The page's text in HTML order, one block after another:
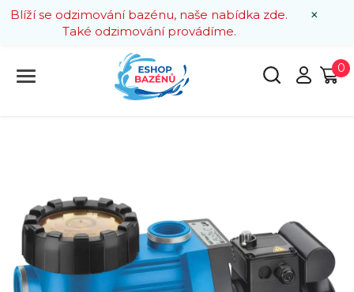
×
Blíží se odzimování bazénu, naše nabídka zde.
Také odzimování provádíme.
0